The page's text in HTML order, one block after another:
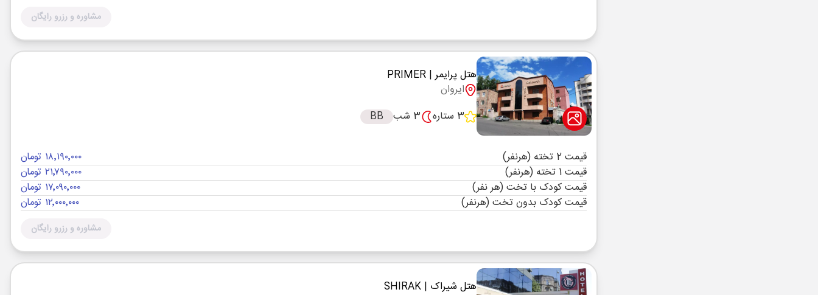
مشاوره و رزرو رایگان
هتل پرایمر| PRIMER
ایروان
3 ستاره
3 شب BB
قیمت 2 تخته (هرنفر)
۱۸٬۱۹۰٬۰۰۰ تومان
قیمت 1 تخته (هرنفر)
۲۱٬۷۹۰٬۰۰۰ تومان
قیمت کودک با تخت (هر نفر)
۱۷٬۰۹۰٬۰۰۰ تومان
قیمت کودک بدون تخت (هرنفر)
۱۲٬۰۰۰٬۰۰۰ تومان
مشاوره و رزرو رایگان
هتل شیراک | SHIRAK